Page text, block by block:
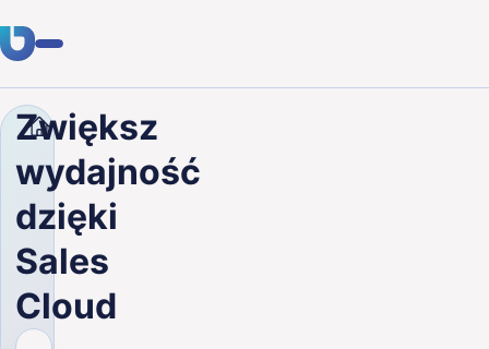
Usługi
Klienci
Branże
O nas
Kariera
Firma Blog
Zwiększ
wydajność
dzięki
Sales
Cloud